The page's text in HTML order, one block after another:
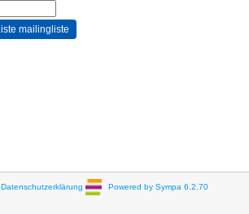
Datenschutzerklärung Powered by Sympa 6.2.70